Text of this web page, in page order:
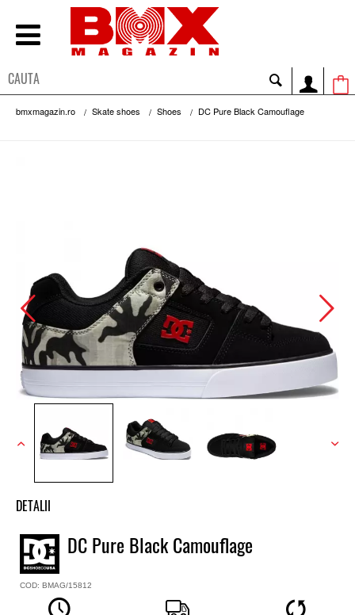
bmxmagazin.ro Skate shoes Shoes DC Pure Black Camouflage
DETALII
Tenisi baieti low top DC
Model
Pure
Culoare
DC Pure Black Camouflage
COD: BMAG/15812